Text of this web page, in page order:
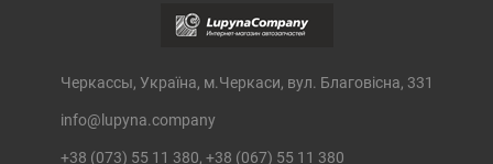
Черкассы, Україна, м.Черкаси, вул. Благовісна, 331
info@lupyna.company
+38 (073) 55 11 380, +38 (067) 55 11 380